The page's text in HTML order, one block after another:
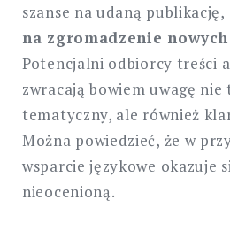
szanse na udaną
na zgromadzenie
Potencjalni odbiorcy treści
zwracają bowiem uwagę
tematyczny, ale również
Można powiedzieć, że w
wsparcie językowe okazuje
nieocenioną.